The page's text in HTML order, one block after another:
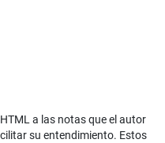
a las notas que el autor
su entendimiento. Estos